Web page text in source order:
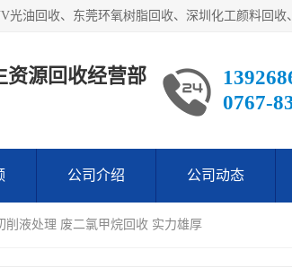
资源回收经营部
0767-
公司介绍 公司动态
削液处理 废二氯甲烷回收 实力雄厚